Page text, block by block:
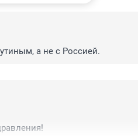
а не с Россией.